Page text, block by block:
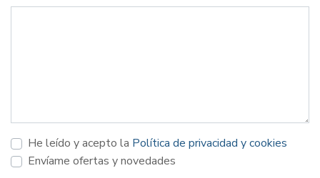
He leído y acepto la Política de privacidad y cookies
Envíame ofertas y novedades